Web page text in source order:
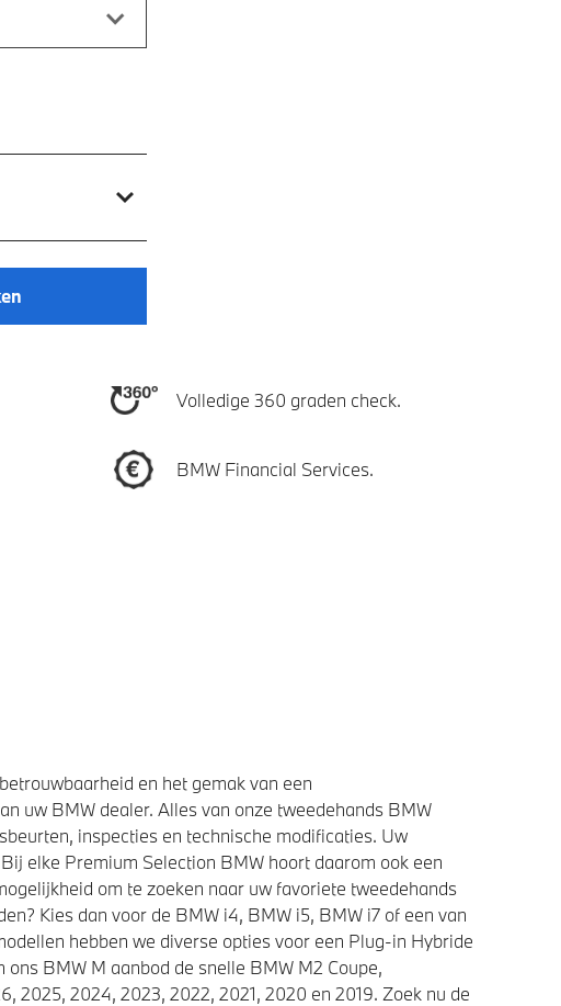
Volledige 360 graden check.
BMW Financial Services.
en het gemak van een
uw BMW dealer. Alles van onze tweedehands BMW
inspecties en technische modificaties. Uw
elke Premium Selection BMW hoort daarom ook een
om te zoeken naar uw favoriete tweedehands
Kies dan voor de BMW i4, BMW i5, BMW i7 of een van
hebben we diverse opties voor een Plug-in Hybride
BMW M aanbod de snelle BMW M2 Coupe,
2025, 2024, 2023, 2022, 2021, 2020 en 2019. Zoek nu de